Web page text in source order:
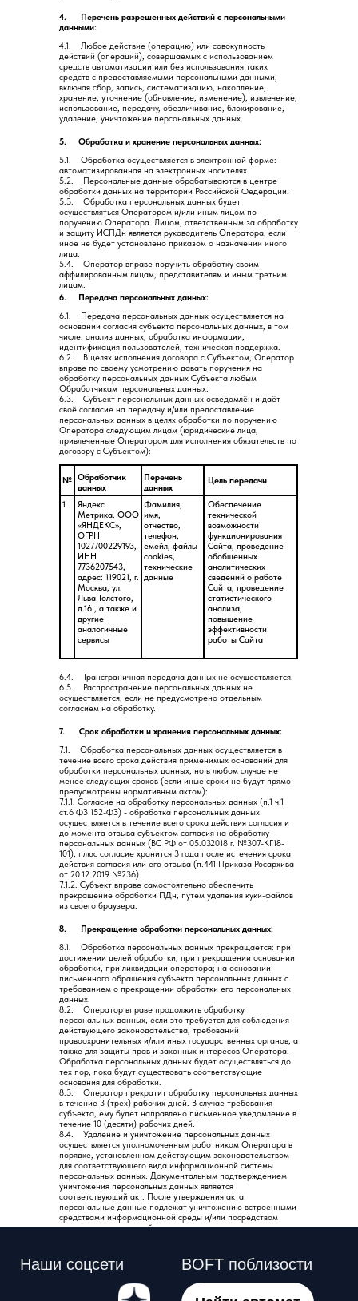
6.1. Передача персональных данных осуществляется на
основании согласия субъекта персональных данных, в том
числе: анализ данных, обработка информации,
идентификация пользователей, техническая поддержка.
6.2. В целях исполнения договора с Субъектом, Оператор
вправе по своему усмотрению давать поручения на
обработку персональных данных Субъекта любым
Обработчикам персональных данных.
6.3. Субъект персональных данных осведомлён и даёт
своё согласие на передачу и/или предоставление
персональных данных в целях обработки по поручению
Оператора следующим лицам (юридические лица,
привлеченные Оператором для исполнения обязательств по
договору с Субъектом):
6. Передача персональных данных:
5.1. Обработка осуществляется в электронной форме:
автоматизированная на электронных носителях.
5.2. Персональные данные обрабатываются в центре
обработки данных на территории Российской Федерации.
5.3. Обработка персональных данных будет
осуществляться Оператором и/или иным лицом по
поручению Оператора. Лицом, ответственным за обработку
и защиту ИСПДн является руководитель Оператора, если
иное не будет установлено приказом о назначении иного
лица.
5.4. Оператор вправе поручить обработку своим
аффилированным лицам, представителям и иным третьим
лицам.
5. Обработка и хранение персональных данных:
4.1. Любое действие (операцию) или совокупность
действий (операций), совершаемых с использованием
средств автоматизации или без использования таких
средств с предоставляемыми персональными данными,
включая сбор, запись, систематизацию, накопление,
хранение, уточнение (обновление, изменение), извлечение,
использование, передачу, обезличивание, блокирование,
удаление, уничтожение персональных данных.
4. Перечень разрешенных действий с персональными
данными:
Обработчик
данных
Перечень
данных
Цель передачи
№
Яндекс
Метрика. ООО
«ЯНДЕКС»,
ОГРН
1027700229193,
ИНН
7736207543,
адрес: 119021, г.
Москва, ул.
Льва Толстого,
д.16., а также и
другие
аналогичные
сервисы
Фамилия,
имя,
отчество,
телефон,
емейл, файлы
cookies,
технические
данные
Обеспечение
технической
возможности
функционирования
Сайта, проведение
обобщенных
аналитических
сведений о работе
Сайта, проведение
статистического
анализа,
повышение
эффективности
работы Сайта
1
8. Прекращение обработки персональных данных:
8.1. Обработка персональных данных прекращается: при
достижении целей обработки, при прекращении основании
обработки, при ликвидации оператора; на основании
письменного обращения субъекта персональных данных с
требованием о прекращении обработки его персональных
данных.
8.2. Оператор вправе продолжить обработку
персональных данных, если это требуется для соблюдения
действующего законодательства, требований
правоохранительных и/или иных государственных органов, а
также для защиты прав и законных интересов Оператора.
Обработка персональных данных будет осуществляться до
тех пор, пока будут существовать соответствующие
основания для обработки.
8.3. Оператор прекратит обработку персональных данных
в течение 3 (трех) рабочих дней. В случае требования
субъекта, ему будет направлено письменное уведомление в
течение 10 (десяти) рабочих дней.
8.4. Удаление и уничтожение персональных данных
осуществляется уполномоченным работником Оператора в
порядке, установленном действующим законодательством
для соответствующего вида информационной системы
персональных данных. Документальным подтверждением
уничтожения персональных данных является
соответствующий акт. После утверждения акта
персональные данные подлежат уничтожению встроенными
средствами информационной среды и/или посредством
уничтожения носителей.
7. Срок обработки и хранения персональных данных:
7.1. Обработка персональных данных осуществляется в
течение всего срока действия применимых оснований для
обработки персональных данных, но в любом случае не
менее следующих сроков (если иные сроки не будут прямо
предусмотрены нормативным актом):
7.1.1. Согласие на обработку персональных данных (п.1 ч.1
ст.6 ФЗ 152-ФЗ) - обработка персональных данных
осуществляется в течение всего срока действия согласия и
до момента отзыва субъектом согласия на обработку
персональных данных (ВС РФ от 05.032018 г. №307-КГ18-
101), плюс согласие хранится 3 года после истечения срока
действия согласия или его отзыва (п.441 Приказа Росархива
от 20.12.2019 №236).
7.1.2. Субъект вправе самостоятельно обеспечить
прекращение обработки ПДн, путем удаления куки-файлов
из своего браузера.
6.4. Трансграничная передача данных не осуществляется.
6.5. Распространение персональных данных не
осуществляется, если не предусмотрено отдельным
согласием на обработку.
информация
Оферта
Политика обработки
персональных данных
Найти автомат
BOFT поблизости
Контакты
8 (800) 555-4356
hello@boft.ru
Печатаем фото в 46 странах
© 2014—2026
Наши соцсети